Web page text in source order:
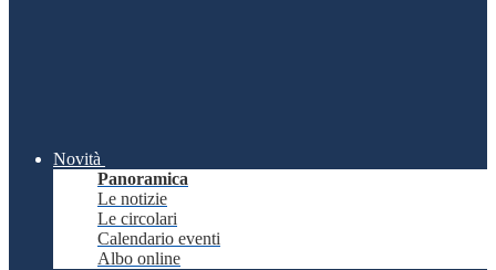
Novità
Panoramica
Le notizie
Le circolari
Calendario eventi
Albo online